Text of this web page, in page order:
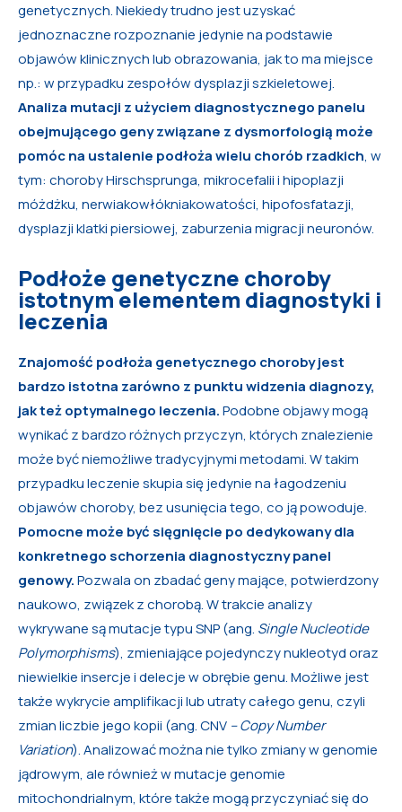
genetycznych. Niekiedy trudno jest uzyskać
jednoznaczne rozpoznanie jedynie na podstawie
objawów klinicznych lub obrazowania, jak to ma miejsce
np.: w przypadku zespołów dysplazji szkieletowej.
Analiza mutacji z użyciem diagnostycznego panelu
obejmującego geny związane z dysmorfologią może
pomóc na ustalenie podłoża wielu chorób rzadkich, w
tym: choroby Hirschsprunga, mikrocefalii i hipoplazji
móżdżku, nerwiakowłókniakowatości, hipofosfatazji,
dysplazji klatki piersiowej, zaburzenia migracji neuronów.
Podłoże genetyczne choroby
istotnym elementem diagnostyki i
leczenia
Znajomość podłoża genetycznego choroby jest
bardzo istotna zarówno z punktu widzenia diagnozy,
jak też optymalnego leczenia.Podobne objawy mogą
wynikać z bardzo różnych przyczyn, których znalezienie
może być niemożliwe tradycyjnymi metodami. W takim
przypadku leczenie skupia się jedynie na łagodzeniu
objawów choroby, bez usunięcia tego, co ją powoduje.
Pomocne może być sięgnięcie po dedykowany dla
konkretnego schorzenia diagnostyczny panel
genowy.Pozwala on zbadać geny mające, potwierdzony
naukowo, związek z chorobą. W trakcie analizy
wykrywane są mutacje typu SNP (ang. Single Nucleotide
Polymorphisms), zmieniające pojedynczy nukleotyd oraz
niewielkie insercje i delecje w obrębie genu. Możliwe jest
także wykrycie amplifikacji lub utraty całego genu, czyli
zmian liczbie jego kopii (ang. CNV – Copy Number
Variation). Analizować można nie tylko zmiany w genomie
jądrowym, ale również w mutacje genomie
mitochondrialnym, które także mogą przyczyniać się do